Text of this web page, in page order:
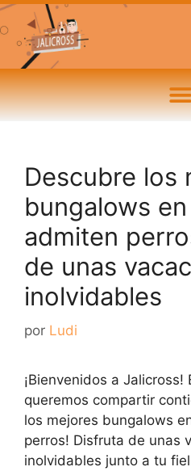
Descubre los
bungalows
admiten
de unas
inolvidables
por Ludi
¡Bienvenidos a Jalicross!
queremos compartir
los mejores bungalows
perros! Disfruta de unas
inolvidables junto a tu